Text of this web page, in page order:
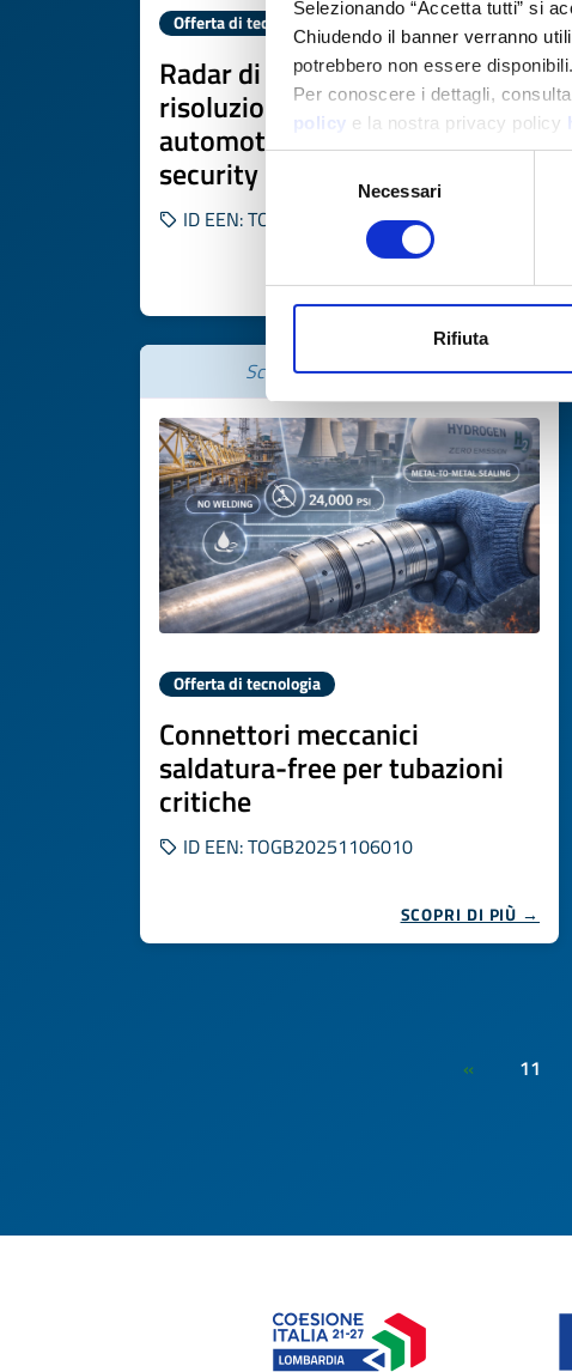
Selezionando “Accetta tutti” si
Chiudendo il banner verranno
potrebbero non essere disponibili.
Per conoscere i dettagli,
policy e la nostra privacy policy
consenso
Necessari
Rifiuta
Offerta di tecnologia
Radar di imaging ad alta
risoluzione/precisione per
automotive, aerospace e
security
ID EEN: TOGB20251127006
SCOPRI DI PIÙ →
Scade il30 gennaio 2027
Offerta di tecnologia
Connettori meccanici
saldatura-free per tubazioni
critiche
ID EEN: TOGB20251106010
SCOPRI DI PIÙ →
« 11